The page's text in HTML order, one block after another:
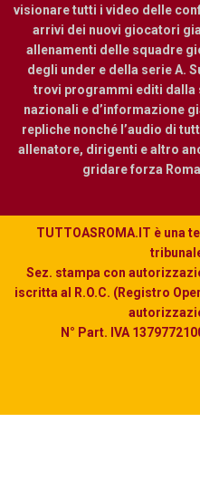
visionare tutti i video delle
arrivi dei nuovi giocatori
allenamenti delle squadre
degli under e della serie A.
trovi programmi editi dalla
nazionali e d’informazione
repliche nonché l’audio di
allenatore, dirigenti e altro
gridare forza
TUTTOASROMA.IT è una
Sez. stampa con
iscritta al R.O.C. (Registro
N° Part. IVA